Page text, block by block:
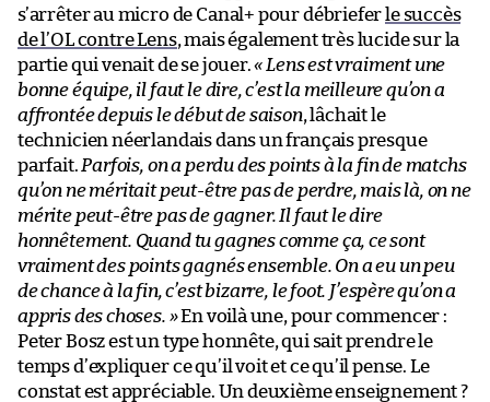
s’arrêter au micro de Canal+ pour débriefer le succès
de l’OL contre Lens, mais également très lucide sur la
partie qui venait de se jouer.« Lens est vraiment une
bonne équipe, il faut le dire, c’est la meilleure qu’on a
affrontée depuis le début de saison, lâchait le
technicien néerlandais dans un français presque
parfait. Parfois, on a perdu des points à la fin de matchs
qu’on ne méritait peut-être pas de perdre, mais là, on ne
mérite peut-être pas de gagner. Il faut le dire
honnêtement. Quand tu gagnes comme ça, ce sont
vraiment des points gagnés ensemble. On a eu un peu
de chance à la fin, c’est bizarre, le foot. J’espère qu’on a
appris des choses. »En voilà une, pour commencer :
Peter Bosz est un type honnête, qui sait prendre le
temps d’expliquer ce qu’il voit et ce qu’il pense. Le
constat est appréciable. Un deuxième enseignement ?